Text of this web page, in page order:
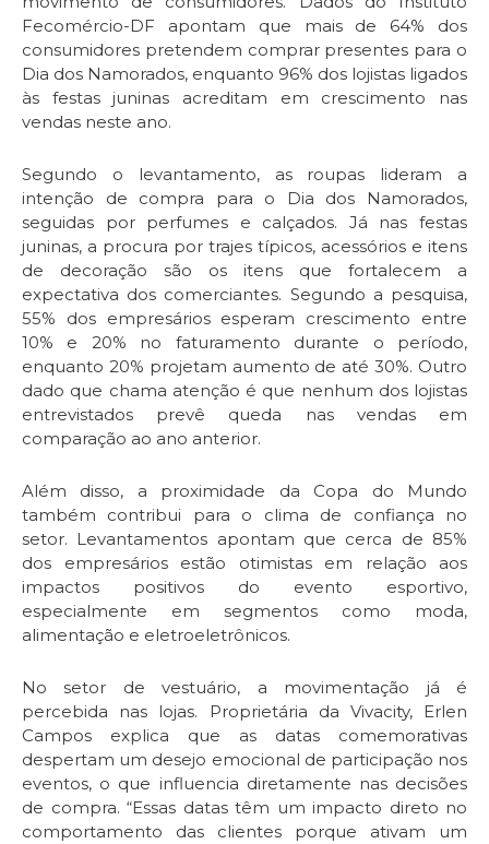
Fecomércio-DF apontam que mais de 64% dos
consumidores pretendem comprar presentes para o
Dia dos Namorados, enquanto 96% dos lojistas ligados
às festas juninas acreditam em crescimento nas
vendas neste ano.
Segundo o levantamento, as roupas lideram a
intenção de compra para o Dia dos Namorados,
seguidas por perfumes e calçados. Já nas festas
juninas, a procura por trajes típicos, acessórios e itens
de decoração são os itens que fortalecem a
expectativa dos comerciantes. Segundo a pesquisa,
55% dos empresários esperam crescimento entre
10% e 20% no faturamento durante o período,
enquanto 20% projetam aumento de até 30%. Outro
dado que chama atenção é que nenhum dos lojistas
entrevistados prevê queda nas vendas em
comparação ao ano anterior.
Além disso, a proximidade da Copa do Mundo
também contribui para o clima de confiança no
setor. Levantamentos apontam que cerca de 85%
dos empresários estão otimistas em relação aos
impactos positivos do evento esportivo,
especialmente em segmentos como moda,
alimentação e eletroeletrônicos.
No setor de vestuário, a movimentação já é
percebida nas lojas. Proprietária da Vivacity, Erlen
Campos explica que as datas comemorativas
despertam um desejo emocional de participação nos
eventos, o que influencia diretamente nas decisões
de compra. “Essas datas têm um impacto direto no
comportamento das clientes porque ativam um